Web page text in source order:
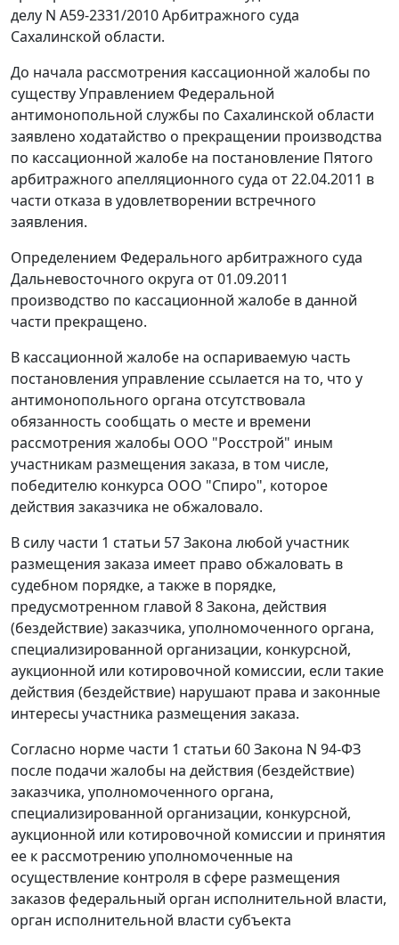
делу N А59-2331/2010 Арбитражного суда
Сахалинской области.
До начала рассмотрения кассационной жалобы по
существу Управлением Федеральной
антимонопольной службы по Сахалинской области
заявлено ходатайство о прекращении производства
по кассационной жалобе на постановление Пятого
арбитражного апелляционного суда от 22.04.2011 в
части отказа в удовлетворении встречного
заявления.
Определением Федерального арбитражного суда
Дальневосточного округа от 01.09.2011
производство по кассационной жалобе в данной
части прекращено.
В кассационной жалобе на оспариваемую часть
постановления управление ссылается на то, что у
антимонопольного органа отсутствовала
обязанность сообщать о месте и времени
рассмотрения жалобы ООО "Росстрой" иным
участникам размещения заказа, в том числе,
победителю конкурса ООО "Спиро", которое
действия заказчика не обжаловало.
В силу части 1 статьи 57Закона любой участник
размещения заказа имеет право обжаловать в
судебном порядке, а также в порядке,
предусмотренном главой 8 Закона, действия
(бездействие) заказчика, уполномоченного органа,
специализированной организации, конкурсной,
аукционной или котировочной комиссии, если такие
действия (бездействие) нарушают права и законные
интересы участника размещения заказа.
Согласно норме части 1 статьи 60Закона N 94-ФЗ
после подачи жалобы на действия (бездействие)
заказчика, уполномоченного органа,
специализированной организации, конкурсной,
аукционной или котировочной комиссии и принятия
ее к рассмотрению уполномоченные на
осуществление контроля в сфере размещения
заказов федеральный орган исполнительной власти,
орган исполнительной власти субъекта